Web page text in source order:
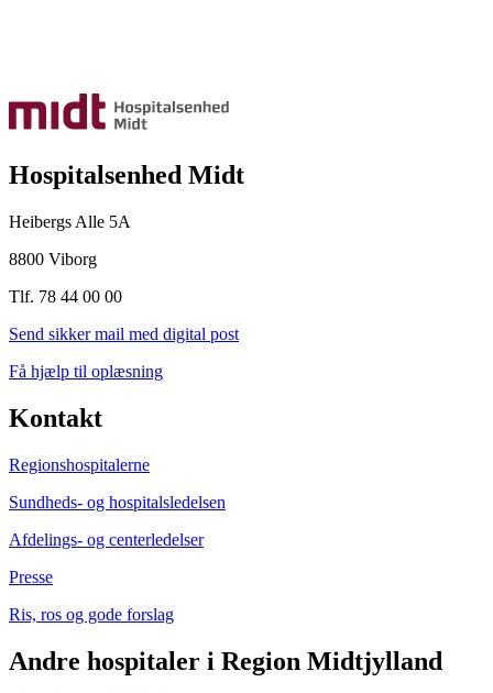
Hospitalsenhed Midt
Heibergs Alle 5A
8800 Viborg
Tlf. 78 44 00 00
Send sikker mail med digital post
Få hjælp til oplæsning
Kontakt
Regionshospitalerne
Sundheds- og hospitalsledelsen
Afdelings- og centerledelser
Presse
Ris, ros og gode forslag
Andre hospitaler i Region Midtjylland